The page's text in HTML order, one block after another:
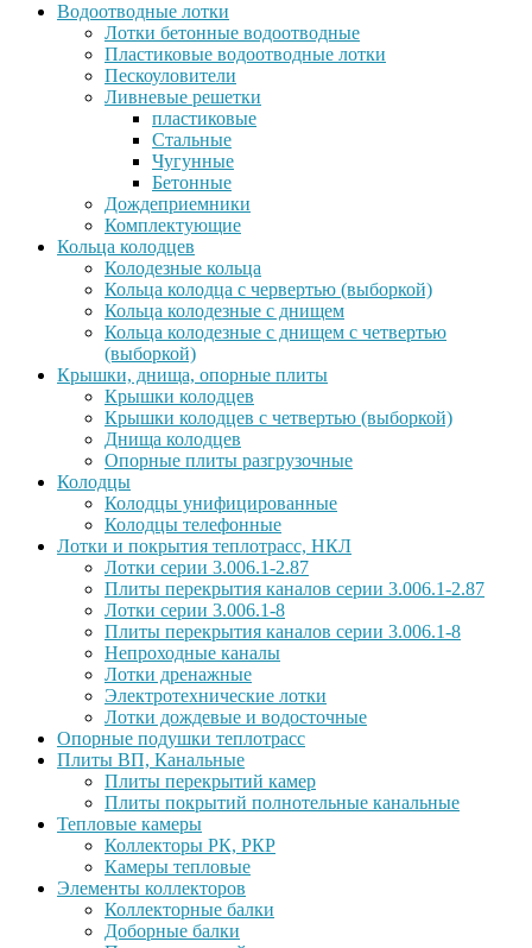
Водоотводные лотки
Лотки бетонные водоотводные
Пластиковые водоотводные лотки
Пескоуловители
Ливневые решетки
пластиковые
Стальные
Чугунные
Бетонные
Дождеприемники
Комплектующие
Кольца колодцев
Колодезные кольца
Кольца колодца с червертью (выборкой)
Кольца колодезные с днищем
Кольца колодезные с днищем с четвертью
(выборкой)
Крышки, днища, опорные плиты
Крышки колодцев
Крышки колодцев с четвертью (выборкой)
Днища колодцев
Опорные плиты разгрузочные
Колодцы
Колодцы унифицированные
Колодцы телефонные
Лотки и покрытия теплотрасс, НКЛ
Лотки серии 3.006.1-2.87
Плиты перекрытия каналов серии 3.006.1-2.87
Лотки серии 3.006.1-8
Плиты перекрытия каналов серии 3.006.1-8
Непроходные каналы
Лотки дренажные
Электротехнические лотки
Лотки дождевые и водосточные
Опорные подушки теплотрасс
Плиты ВП, Канальные
Плиты перекрытий камер
Плиты покрытий полнотельные канальные
Тепловые камеры
Коллекторы РК, РКР
Камеры тепловые
Элементы коллекторов
Коллекторные балки
Доборные балки